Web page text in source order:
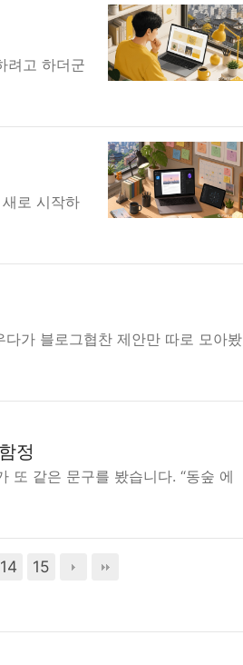
려고 하더군
로 시작하
가 블로그협찬 제안만 따로 모아봤
정
또 같은 문구를 봤습니다. “동숲 에
14 15